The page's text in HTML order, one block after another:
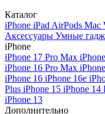
Каталог
iPhone iPad AirPods Mac
Аксессуары Умные
iPhone
iPhone 17 Pro Max
iPhone 16 Pro Max
iPhone 16 iPhone 16e
Plus iPhone 15 iPhone 14
iPhone 13
Дополнительно